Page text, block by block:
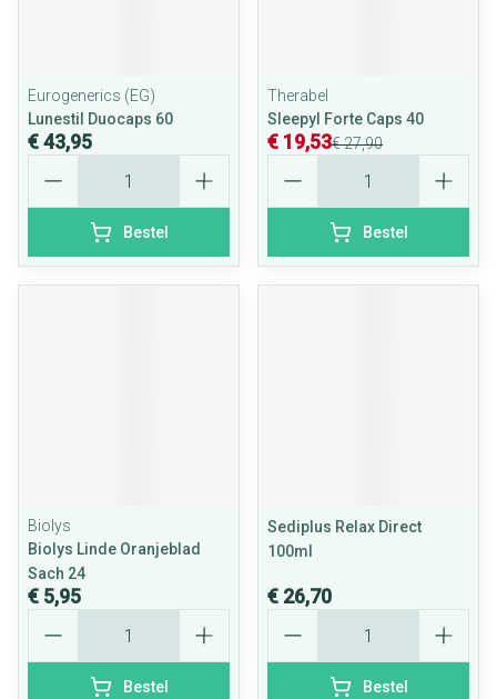
Eurogenerics (EG)
Lunestil Duocaps 60
€ 43,95
Bestel
Therabel
Sleepyl Forte Caps 40
€ 27,90
€ 19,53
Bestel
Biolys
Biolys Linde Oranjeblad
Sach 24
€ 5,95
Bestel
Sediplus Relax Direct
100ml
€ 26,70
Bestel